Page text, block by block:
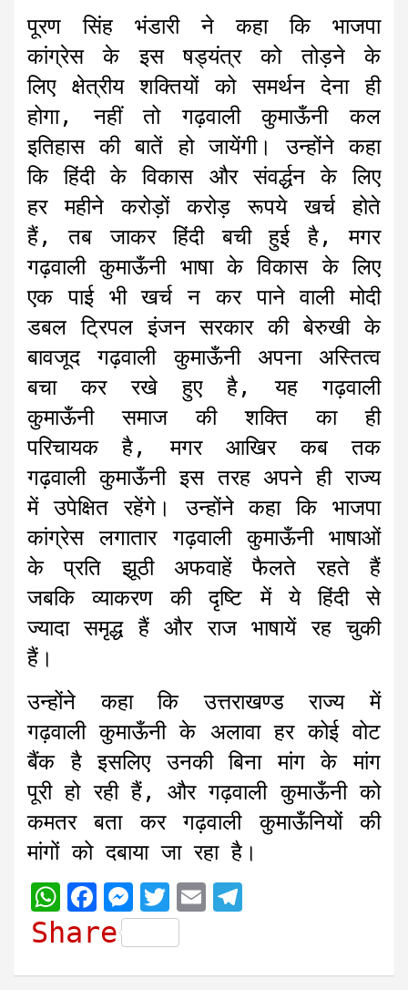
पूरण सिंह भंडारी ने कहा कि भाजपा
कांग्रेस के इस षड्यंत्र को तोड़ने के
लिए क्षेत्रीय शक्तियों को समर्थन देना ही
होगा, नहीं तो गढ़वाली कुमाऊँनी कल
इतिहास की बातें हो जायेंगी। उन्होंने कहा
कि हिंदी के विकास और संवर्द्धन के लिए
हर महीने करोड़ों करोड़ रूपये खर्च होते
हैं, तब जाकर हिंदी बची हुई है, मगर
गढ़वाली कुमाऊँनी भाषा के विकास के लिए
एक पाई भी खर्च न कर पाने वाली मोदी
डबल ट्रिपल इंजन सरकार की बेरुखी के
बावजूद गढ़वाली कुमाऊँनी अपना अस्तित्व
बचा कर रखे हुए है, यह गढ़वाली
कुमाऊँनी समाज की शक्ति का ही
परिचायक है, मगर आखिर कब तक
गढ़वाली कुमाऊँनी इस तरह अपने ही राज्य
में उपेक्षित रहेंगे। उन्होंने कहा कि भाजपा
कांग्रेस लगातार गढ़वाली कुमाऊँनी भाषाओं
के प्रति झूठी अफवाहें फैलते रहते हैं
जबकि व्याकरण की दृष्टि में ये हिंदी से
ज्यादा समृद्ध हैं और राज भाषायें रह चुकी
हैं।
उन्होंने कहा कि उत्तराखण्ड राज्य में
गढ़वाली कुमाऊँनी के अलावा हर कोई वोट
बैंक है इसलिए उनकी बिना मांग के मांग
पूरी हो रही हैं, और गढ़वाली कुमाऊँनी को
कमतर बता कर गढ़वाली कुमाऊँनियों की
मांगों को दबाया जा रहा है।
W
h
F
a
M
e
s
T
w
i
E
Share